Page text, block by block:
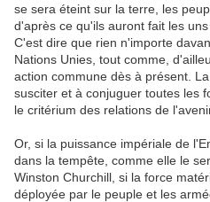
se sera éteint sur la terre, les
d'après ce qu'ils auront fait les
C'est dire que rien n'importe
Nations Unies, tout comme,
action commune dès à présent.
susciter et à conjuguer toutes les
le critérium des relations de
Or, si la puissance impériale de
dans la tempête, comme elle le
Winston Churchill, si la force
déployée par le peuple et les